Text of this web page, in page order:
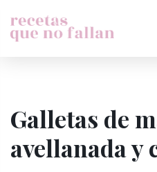
Galletas de
avellanada y